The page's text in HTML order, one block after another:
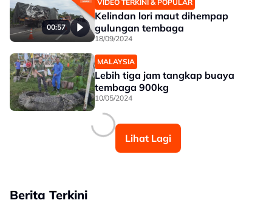
00:57
VIDEO TERKINI & POPULAR
Kelindan lori maut dihempap
gulungan tembaga
18/09/2024
MALAYSIA
Lebih tiga jam tangkap buaya
tembaga 900kg
10/05/2024
Lihat Lagi
Berita Terkini